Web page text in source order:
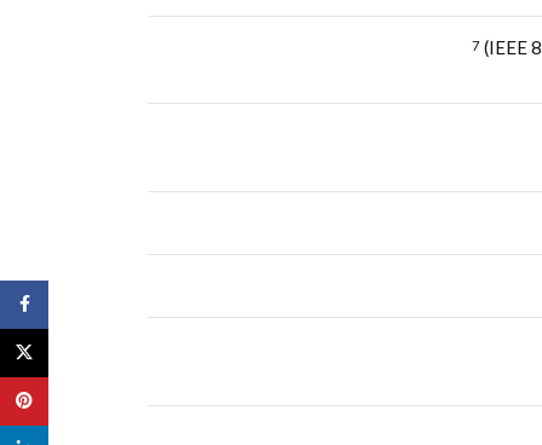
7